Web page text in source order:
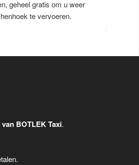
geheel gratis om u weer
te vervoeren.
BOTLEK Taxi.